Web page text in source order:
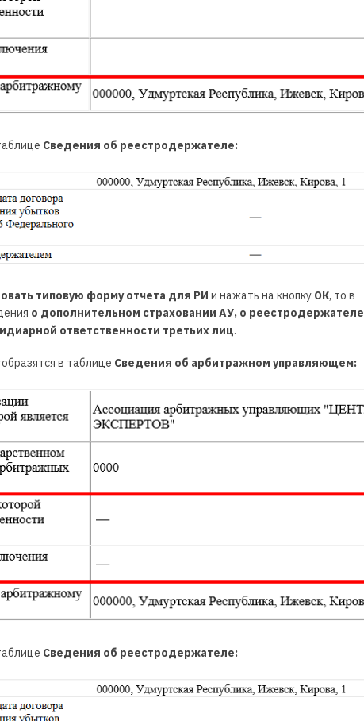
Сведения об реестродержателе:
типовую форму отчета для РИ и нажать на кнопку ОК, то в
о дополнительном страховании АУ, о реестродержателе
ответственности третьих лиц.
в таблице Сведения об арбитражном управляющем:
Сведения об реестродержателе: